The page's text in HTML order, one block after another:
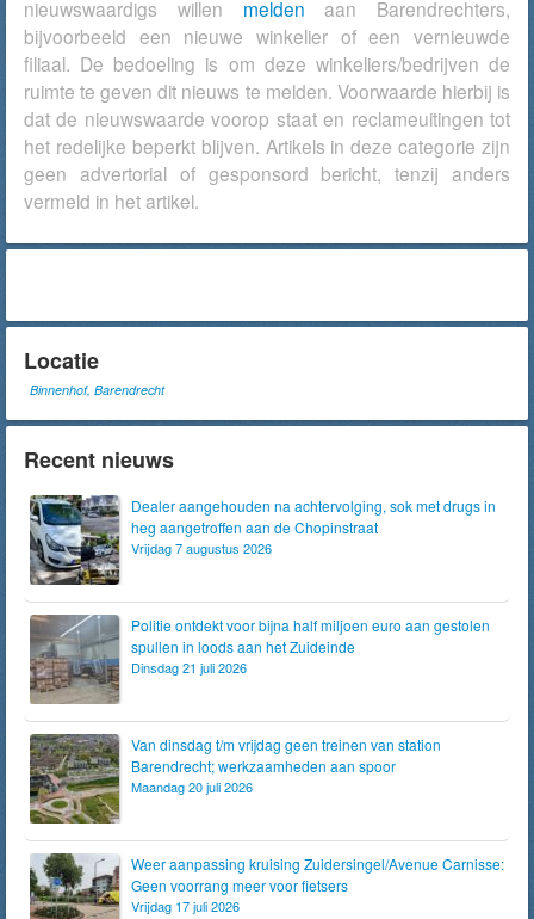
nieuwswaardigs willen melden aan Barendrechters,
bijvoorbeeld een nieuwe winkelier of een vernieuwde
filiaal. De bedoeling is om deze winkeliers/bedrijven de
ruimte te geven dit nieuws te melden. Voorwaarde hierbij is
dat de nieuwswaarde voorop staat en reclameuitingen tot
het redelijke beperkt blijven. Artikels in deze categorie zijn
geen advertorial of gesponsord bericht, tenzij anders
vermeld in het artikel.
Locatie
Binnenhof, Barendrecht
Recent nieuws
Dealer aangehouden na achtervolging, sok met drugs in
heg aangetroffen aan de Chopinstraat
Vrijdag 7 augustus 2026
Politie ontdekt voor bijna half miljoen euro aan gestolen
spullen in loods aan het Zuideinde
Dinsdag 21 juli 2026
Van dinsdag t/m vrijdag geen treinen van station
Barendrecht; werkzaamheden aan spoor
Maandag 20 juli 2026
Weer aanpassing kruising Zuidersingel/Avenue Carnisse:
Geen voorrang meer voor fietsers
Vrijdag 17 juli 2026